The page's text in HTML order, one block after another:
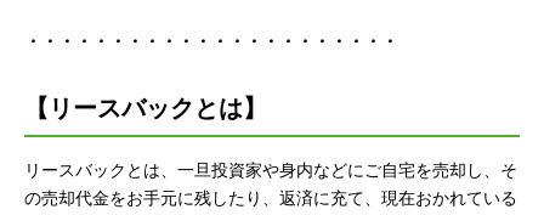
・・・・・・・・・・・・・・・・・・・・・・
【リースバックとは】
リースバックとは、一旦投資家や身内などにご自宅を売却し、そ
の売却代金をお手元に残したり、返済に充て、現在おかれている